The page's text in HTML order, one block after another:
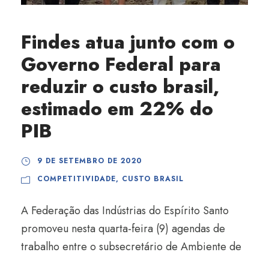
Findes atua junto com o
Governo Federal para
reduzir o custo brasil,
estimado em 22% do
PIB
9 DE SETEMBRO DE 2020
COMPETITIVIDADE, CUSTO BRASIL
A Federação das Indústrias do Espírito Santo
promoveu nesta quarta-feira (9) agendas de
trabalho entre o subsecretário de Ambiente de